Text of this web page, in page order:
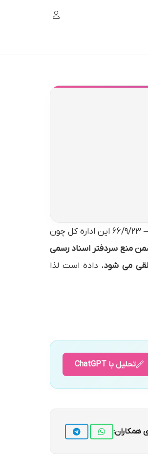
پیرو بخشنامه شماره ۱۰/۴۶۱۴ – ۱۳۶۰/۶/۱۹ مندرج در مجموعه بخشنامه‌های ثبتی تا اول مهر ماه ۱۳۶۵ و بخشنامه شماره ۲۰۷۴ – س /۲ – ۶۶/۹/۲۳ این اداره کل چون
منع سردفتر اسناد رسمی
می شود، داده است لذا
تحلیل با ChatGPT
همکاران: